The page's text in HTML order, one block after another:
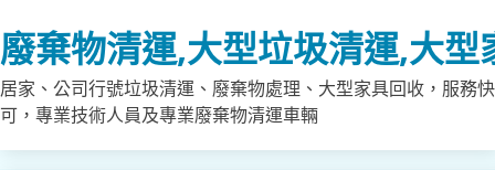
to
content
廢棄物清運,大型垃圾清運,大
居家、公司行號垃圾清運、廢棄物處理、大型家具回收，服務
可，專業技術人員及專業廢棄物清運車輛